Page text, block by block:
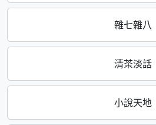
雜七雜八
清茶淡話
小說天地